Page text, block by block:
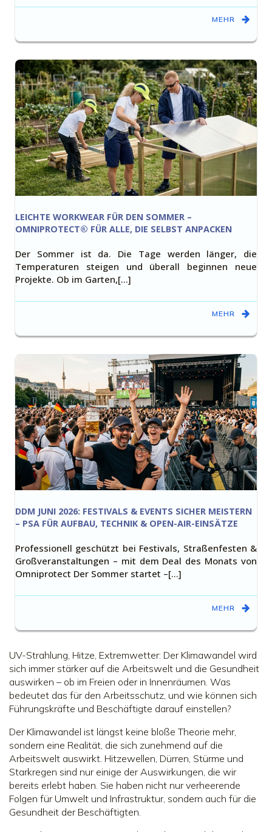
MEHR
LEICHTE WORKWEAR FÜR DEN SOMMER –
OMNIPROTECT® FÜR ALLE, DIE SELBST ANPACKEN
Der Sommer ist da. Die Tage werden länger, die
Temperaturen steigen und überall beginnen neue
Projekte. Ob im Garten,[…]
MEHR
DDM JUNI 2026: FESTIVALS & EVENTS SICHER MEISTERN
– PSA FÜR AUFBAU, TECHNIK & OPEN-AIR-EINSÄTZE
Professionell geschützt bei Festivals, Straßenfesten &
Großveranstaltungen – mit dem Deal des Monats von
Omniprotect Der Sommer startet –[…]
MEHR
UV-Strahlung, Hitze, Extremwetter: Der Klimawandel wird
sich immer stärker auf die Arbeitswelt und die Gesundheit
auswirken – ob im Freien oder in Innenräumen. Was
bedeutet das für den Arbeitsschutz, und wie können sich
Führungskräfte und Beschäftigte darauf einstellen?
Der Klimawandel ist längst keine bloße Theorie mehr,
sondern eine Realität, die sich zunehmend auf die
Arbeitswelt auswirkt. Hitzewellen, Dürren, Stürme und
Starkregen sind nur einige der Auswirkungen, die wir
bereits erlebt haben. Sie haben nicht nur verheerende
Folgen für Umwelt und Infrastruktur, sondern auch für die
Gesundheit der Beschäftigten.